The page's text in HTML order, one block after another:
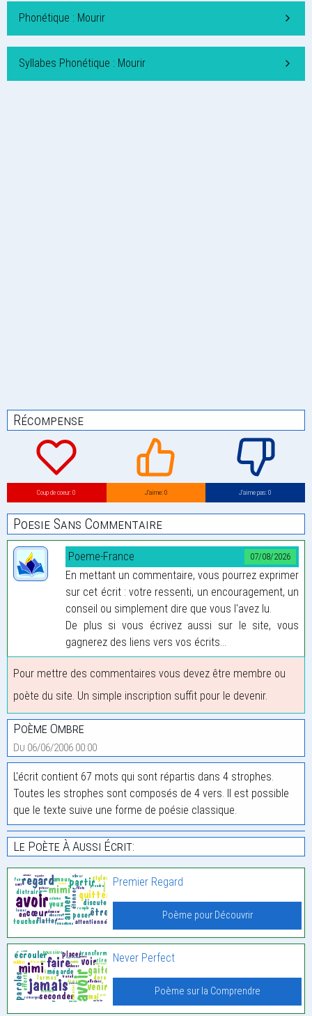
Phonétique : Mourir
Syllabes Phonétique : Mourir
Récompense
Coup de coeur: 0 J’aime: 0 J’aime pas: 0
Poesie Sans Commentaire
07/08/2026
Poeme-France
En mettant un commentaire, vous pourrez exprimer
sur cet écrit : votre ressenti, un encouragement, un
conseil ou simplement dire que vous l'avez lu.
De plus si vous écrivez aussi sur le site, vous
gagnerez des liens vers vos écrits...
Pour mettre des commentaires vous devez être membre ou
poète du site. Un simple inscription suffit pour le devenir.
Poème Ombre
Du 06/06/2006 00:00
L'écrit contient 67 mots qui sont répartis dans 4 strophes.
Toutes les strophes sont composés de 4 vers. Il est possible
que le texte suive une forme de poésie classique.
Le Poète À Aussi Écrit:
Premier Regard
Poème pour Découvrir
Never Perfect
Poème sur la Comprendre